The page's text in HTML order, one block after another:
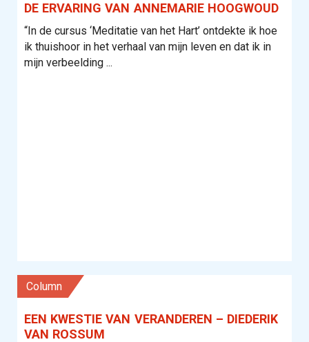
DE ERVARING VAN ANNEMARIE HOOGWOUD
“In de cursus ‘Meditatie van het Hart’ ontdekte ik hoe
ik thuishoor in het verhaal van mijn leven en dat ik in
mijn verbeelding ...
column
EEN KWESTIE VAN VERANDEREN – DIEDERIK
VAN ROSSUM